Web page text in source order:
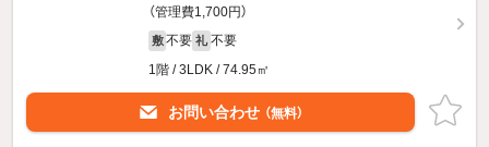
（管理費1,700円）
敷 不要 礼 不要
1階 / 3LDK / 74.95㎡
お問い合わせ （無料）